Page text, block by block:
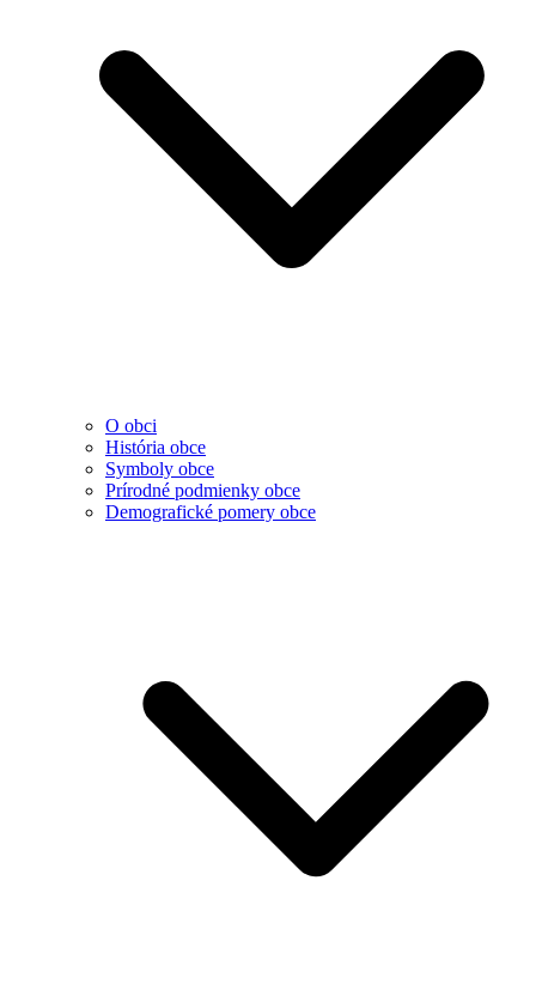
O obci
História obce
Symboly obce
Prírodné podmienky obce
Demografické pomery obce